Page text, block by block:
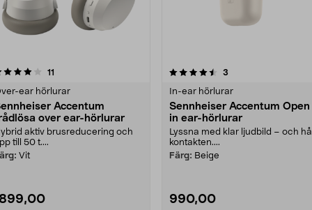
11
ear hörlurar
Accentum
over ear-hörlurar
aktiv brusreducering och
till 50 t....
Vit
4.5 av 5 stjärnor 3
In-ear hörlurar
Sennheiser Accentum Open
in ear-hörlurar
Lyssna med klar ljudbild – och
kontakten....
Färg: Beige
990,00